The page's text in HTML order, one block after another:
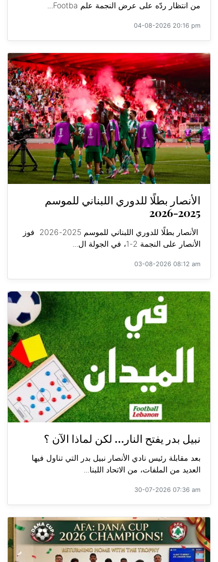
من انتظار ردّه على عرض النجمة علم Footba...
04-08-2026 20:16 pm
الأنصار بطلًا للدوري اللبناني للموسم
2025-2026
الأنصار بطلًا للدوري اللبناني للموسم 2025-2026 فوز
الأنصار على النجمة 2-1، في الجولة ال...
03-08-2026 08:12 am
نبيل بدر يفتح النار… لكن لماذا الآن ؟
بعد مقابلة رئيس نادي الأنصار نبيل بدر التي تناول فيها
العديد من الملفات، من الاتحاد اللبنا...
30-07-2026 07:36 am